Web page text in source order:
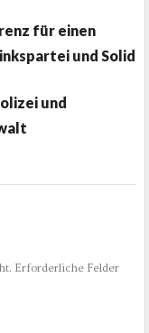
für einen
und Solid
und
Erforderliche Felder